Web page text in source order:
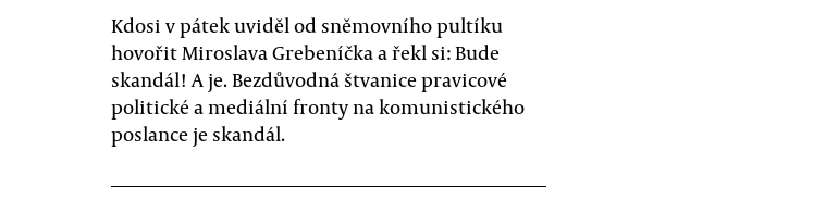
Kdosi v pátek uviděl od sněmovního pultíku
hovořit Miroslava Grebeníčka a řekl si: Bude
skandál! A je. Bezdůvodná štvanice pravicové
politické a mediální fronty na komunistického
poslance je skandál.